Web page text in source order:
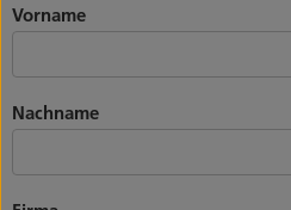
Vorname
Nachname